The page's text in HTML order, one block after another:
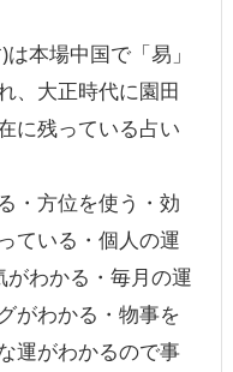
本場中国で「易」
、大正時代に園田
に残っている占い
・方位を使う・効
ている・個人の運
わかる・毎月の運
がわかる・物事を
運がわかるので事